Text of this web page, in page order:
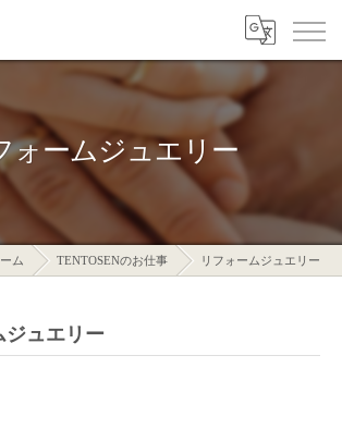
ォームジュエリー
ム TENTOSENのお仕事 リフォームジュエリー
ジュエリー